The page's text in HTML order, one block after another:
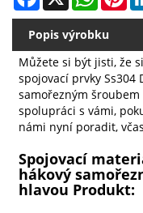
Popis výrobku
Můžete si být jisti, že
spojovací prvky Ss304
samořezným
spolupráci s vámi,
námi nyní poradit,
Spojovací
hákový
hlavou Produkt: